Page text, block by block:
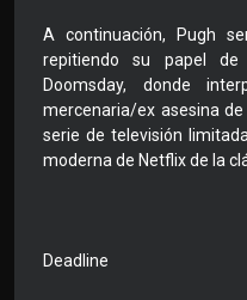
A continuación, Pugh
repitiendo su papel de
Doomsday, donde
mercenaria/ex asesina
serie de televisión
moderna de Netflix de la
Deadline